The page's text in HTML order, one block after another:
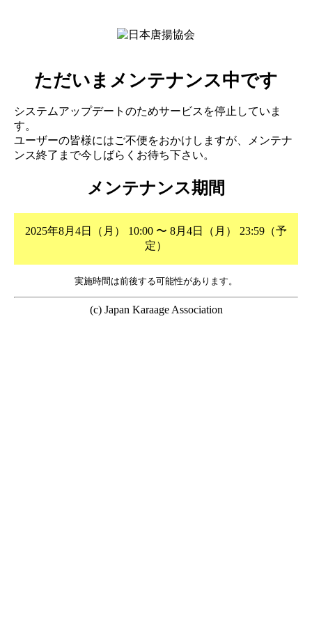
ただいまメンテナンス中です
システムアップデートのためサービスを停止していま
す。
ユーザーの皆様にはご不便をおかけしますが、メンテナ
ンス終了まで今しばらくお待ち下さい。
メンテナンス期間
2025年8月4日（月） 10:00 〜 8月4日（月） 23:59（予
定）
実施時間は前後する可能性があります。
(c) Japan Karaage Association